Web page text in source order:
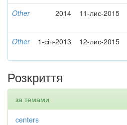
Other 2014 11-лис-2015
Other 1-січ-2013 12-лис-2015
Розкриття
за темами
centers